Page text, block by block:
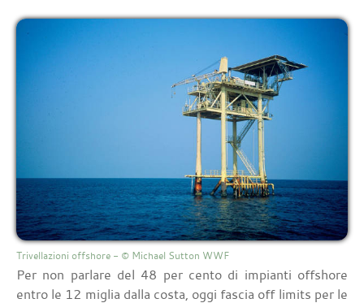
Trivellazioni offshore - © Michael Sutton WWF
Per non parlare del 48 per cento di impianti offshore
entro le 12 miglia dalla costa, oggi fascia off limits per le